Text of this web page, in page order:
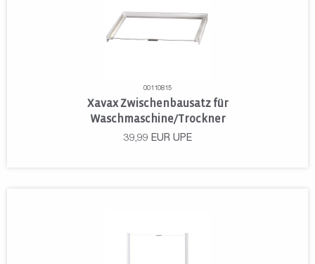
00110815
Xavax Zwischenbausatz für
Waschmaschine/Trockner
39,99 EUR UPE